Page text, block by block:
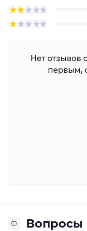
Нет отзывов
первым,
Вопросы